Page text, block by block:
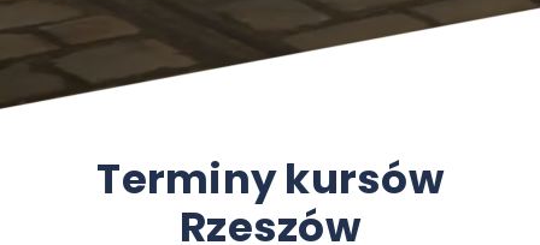
Terminy kursów
Rzeszów